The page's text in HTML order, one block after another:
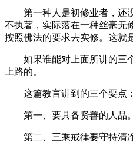
第一种人是初修业者，还没
不执著，实际落在一种丝毫无
按照佛法的要求去实修。这就
如果谁能对上面所讲的三个
上路的。
这篇教言讲到的三个要点：
第一、要具备贤善的人品。
第二、三乘戒律要守持清净